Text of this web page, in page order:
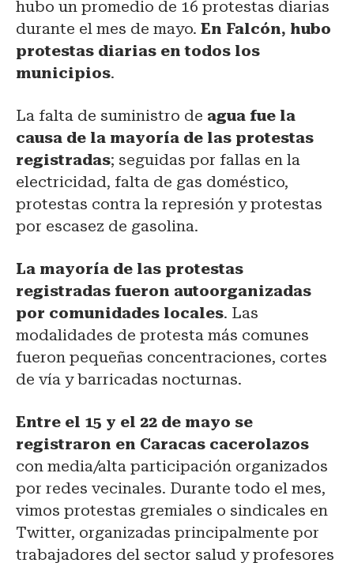
hubo un promedio de 16 protestas diarias
durante el mes de mayo. En Falcón, hubo
protestas diarias en todos los
municipios.
La falta de suministro de agua fue la
causa de la mayoría de las protestas
registradas; seguidas por fallas en la
electricidad, falta de gas doméstico,
protestas contra la represión y protestas
por escasez de gasolina.
La mayoría de las protestas
registradas fueron autoorganizadas
por comunidades locales. Las
modalidades de protesta más comunes
fueron pequeñas concentraciones, cortes
de vía y barricadas nocturnas.
Entre el 15 y el 22 de mayo se
registraron en Caracas cacerolazos
con media/alta participación organizados
por redes vecinales. Durante todo el mes,
vimos protestas gremiales o sindicales en
Twitter, organizadas principalmente por
trabajadores del sector salud y profesores